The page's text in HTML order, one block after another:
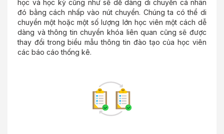
học và học kỳ cũng như sẽ dễ dàng di chuyển cá nhân
đó bằng cách nhấp vào nút chuyển. Chúng ta có thể di
chuyển một hoặc một số lượng lớn học viên một cách dễ
dàng và thông tin chuyển khóa liên quan cũng sẽ được
thay đổi trong biểu mẫu thông tin đào tạo của học viên
các báo cáo thống kê.